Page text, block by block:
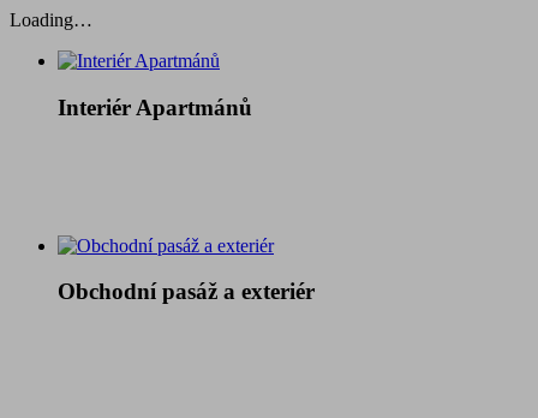
Loading…
Interiér Apartmánů
Obchodní pasáž a exteriér